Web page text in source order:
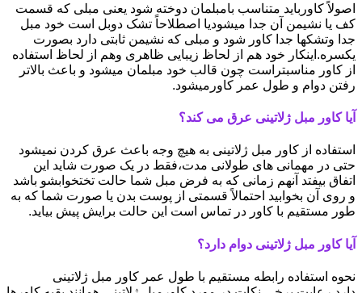
اصولاً کاورباید متناسب بامبلمان دوخته شود یعنی مبلی که قسمت
کف یا نشیمن آن جدا میشودیا اصطلاحاً تشک دوبل است خود مبل
جدا وتشکها جدا کاور شود و مبلی که نشیمن ثابتی دارد بصورت
یکسره.اینکار خود هم از لحاظ زیبایی ظاهری وهم از لحاظ استفاده
از کاور مناسبتراست چون قالب خود مبلمان میشود و باعث بالاتر
رفتن دوام و طول عمر کاورمیشود.
آیا کاور مبل ژلاتینی عرق می کند؟
استفاده از کاور مبل ژلاتینی به هیچ وجه باعث عرق کردن نمیشود
حتی در مهمانی های طولانی مدت،فقط در یک صورت شاید این
اتفاق بیفتد آنهم زمانی که به فرض مبل شما حالت تختخوابشو باشد
و روی آن بخوابید احتمالاً قسمتی از پوست بدن یا صورت شما که به
طور مستقیم با کاور در تماس است این حالت برایش پیش بیاید.
آیا کاور مبل ژلاتینی دوام دارد؟
نحوه استفاده رابطه مستقیم با طول عمر کاور مبل ژلاتینی